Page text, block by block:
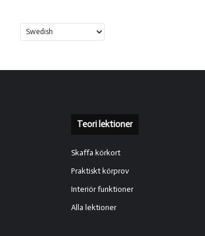
Teori lektioner
Skaffa körkort
Praktiskt körprov
Interiör funktioner
Alla lektioner